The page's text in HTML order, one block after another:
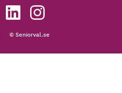
© Seniorval.se